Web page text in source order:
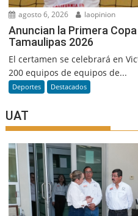
agosto 6, 2026 laopinion
Anuncian la Primera
Tamaulipas 2026
El certamen se celebrará en
200 equipos de equipos de...
Deportes Destacados
UAT